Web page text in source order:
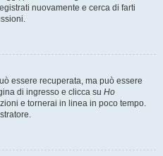
nuovamente e cerca di farti
essere recuperata, ma può essere
di ingresso e clicca su Ho
e tornerai in linea in poco tempo.